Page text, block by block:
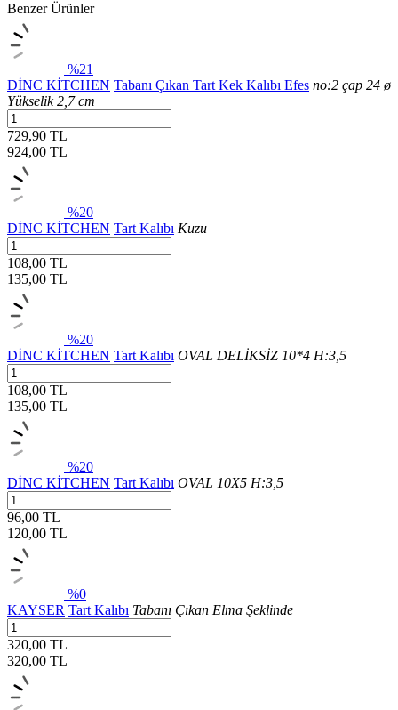
Benzer Ürünler
%21
DİNC KİTCHEN Tabanı Çıkan Tart Kek Kalıbı Efes no:2 çap 24 ø
Yükselik 2,7 cm
729,90 TL
924,00 TL
%20
DİNC KİTCHEN Tart Kalıbı Kuzu
108,00 TL
135,00 TL
%20
DİNC KİTCHEN Tart Kalıbı OVAL DELİKSİZ 10*4 H:3,5
108,00 TL
135,00 TL
%20
DİNC KİTCHEN Tart Kalıbı OVAL 10X5 H:3,5
96,00 TL
120,00 TL
%0
KAYSER Tart Kalıbı Tabanı Çıkan Elma Şeklinde
320,00 TL
320,00 TL